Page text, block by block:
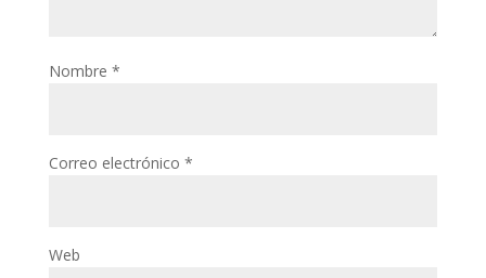
Nombre *
Correo electrónico *
Web